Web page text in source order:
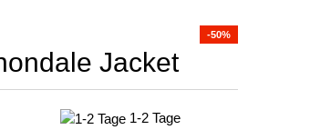
-50%
Jacket
1-2 Tage